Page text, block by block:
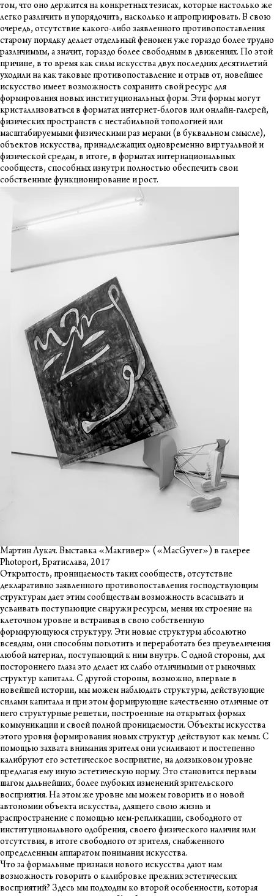
том, что оно держится на конкретных тезисах, которые настолько же
легко различить и упорядочить, насколько и апроприировать. В свою
очередь, отсутствие какого-либо заявленного противопоставления
старому порядку делает отдельный феномен уже гораздо более трудно
различимым, а значит, гораздо более свободным в движениях. По этой
причине, в то время как силы искусства двух последних десятилетий
уходили на как таковые противопоставление и отрыв от, новейшее
искусство имеет возможность сохранить свой ресурс для
формирования новых институциональных форм. Эти формы могут
кристаллизоваться в форматах интернет-блогов или онлайн-галерей,
физических пространств с нестабильной топологией или
масштабируемыми физическими раз мерами (в буквальном смысле),
объектов искусства, принадлежащих одновременно виртуальной и
физической средам, в итоге, в форматах интернациональных
сообществ, способных изнутри полностью обеспечить свои
собственные функционирование и рост.
Мартин Лукач. Выставка «Макгивер» («MacGyver») в галерее
Photoport, Братислава, 2017
Открытость, проницаемость таких сообществ, отсутствие
декларативно заявленного противопоставления господствующим
структурам дает этим сообществам возможность всасывать и
усваивать поступающие снаружи ресурсы, меняя их строение на
клеточном уровне и встраивая в свою собственную
формирующуюся структуру. Эти новые структуры абсолютно
всеядны, они способны поглотить и переработать без преувеличения
любой материал, поступающий к ним внутрь. С одной стороны, для
постороннего глаза это делает их слабо отличимыми от рыночных
структур капитала. С другой стороны, возможно, впервые в
новейшей истории, мы можем наблюдать структуры, действующие
силами капитала и при этом формирующие качественно отличные от
него структурные решетки, построенные на открытых формах
коммуникации и своей полной проницаемости. Объекты искусства
этого уровня формирования новых структур действуют как мемы. С
помощью захвата внимания зрителя они усиливают и постепенно
калибруют его эстетическое восприятие, на доязыковом уровне
предлагая ему иную эстетическую норму. Это становится первым
шагом дальнейших, более глубоких изменений зрительского
восприятия. На этом же уровне мы можем говорить и о новой
автономии объекта искусства, длящего свою жизнь и
распространение с помощью мем-репликации, свободного от
институционального одобрения, своего физического наличия или
отсутствия, в итоге свободного от зрителя, снабженного
определенным аппаратом понимания искусства.
Что за формальные признаки нового искусства дают нам
возможность говорить о калибровке прежних эстетических
восприятий? Здесь мы подходим ко второй особенности, которая